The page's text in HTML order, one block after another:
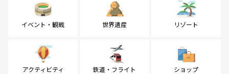
イベント・観戦 世界遺産 リゾート
アクティビティ 鉄道・フライト ショップ